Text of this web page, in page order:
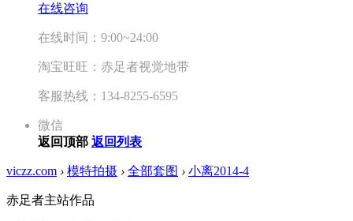
在线咨询
在线时间：9:00~24:00
淘宝旺旺：赤足者视觉地带
客服热线：134-8255-6595
微信
返回顶部 返回列表
viczz.com › 模特拍摄 › 全部套图 › 小离2014-4
赤足者主站作品